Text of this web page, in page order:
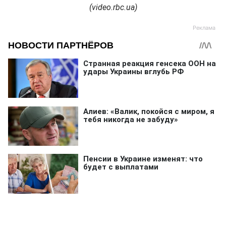
(video.rbc.ua)